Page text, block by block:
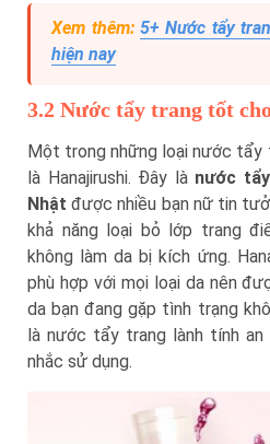
Xem thêm: 5+ Nước tẩy
hiện nay
3.2 Nước tẩy trang tốt
Một trong những loại nước tẩy
là Hanajirushi. Đây là nước
Nhật được nhiều bạn nữ tin
khả năng loại bỏ lớp trang
không làm da bị kích ứng.
phù hợp với mọi loại da nên
da bạn đang gặp tình trạng
là nước tẩy trang lành tính
nhắc sử dụng.